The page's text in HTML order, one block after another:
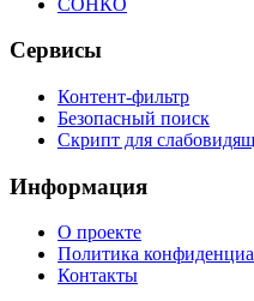
Сервисы
Контент-фильтр
Безопасный поиск
Скрипт для
Информация
О проекте
Политика
Контакты